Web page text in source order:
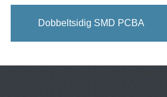
Dobbeltsidig SMD PCBA